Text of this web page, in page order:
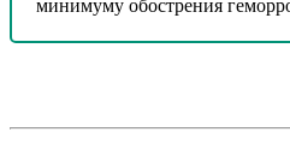
минимуму обострения